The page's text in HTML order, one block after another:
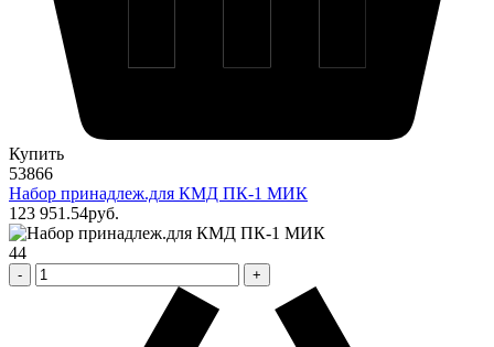
Купить
53866
Набор принадлеж.для КМД ПК-1 МИК
123 951.54pуб.
44